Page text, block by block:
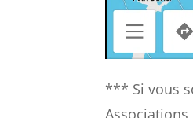
*** Si vous
Associations